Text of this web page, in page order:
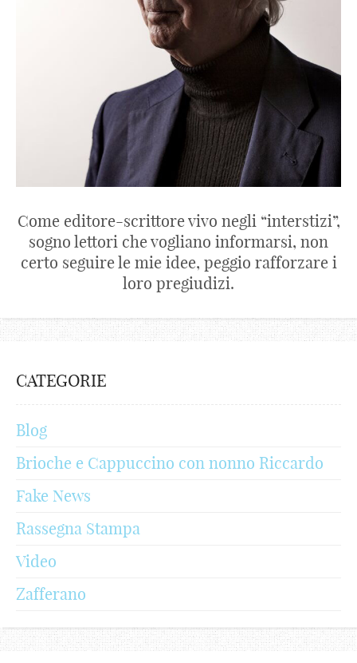
Come editore-scrittore vivo negli “interstizi”,
sogno lettori che vogliano informarsi, non
certo seguire le mie idee, peggio rafforzare i
loro pregiudizi.
CATEGORIE
Blog
Brioche e Cappuccino con nonno Riccardo
Fake News
Rassegna Stampa
Video
Zafferano